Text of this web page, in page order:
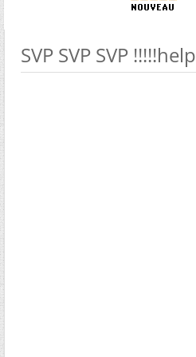
SVP SVP SVP !!!!!help